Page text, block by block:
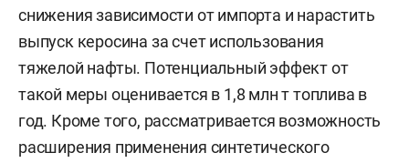
снижения зависимости от импорта и нарастить
выпуск керосина за счет использования
тяжелой нафты. Потенциальный эффект от
такой меры оценивается в 1,8 млн т топлива в
год. Кроме того, рассматривается возможность
расширения применения синтетического